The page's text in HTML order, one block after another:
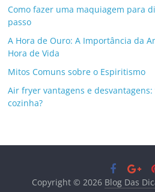
Como fazer uma maquiagem para
passo
A Hora de Ouro: A Importância da
Hora de Vida
Mitos Comuns sobre o Espiritismo
Air fryer vantagens e
cozinha?
Copyright © 2026 Blog Das